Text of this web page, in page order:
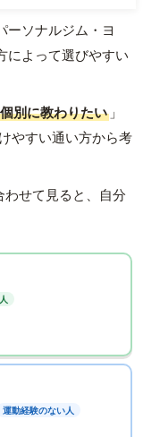
ーソナルジム・ヨ
によって選びやすい
個別に教わりたい 」
やすい通い方から考
わせて見ると、自分
運動経験のない人